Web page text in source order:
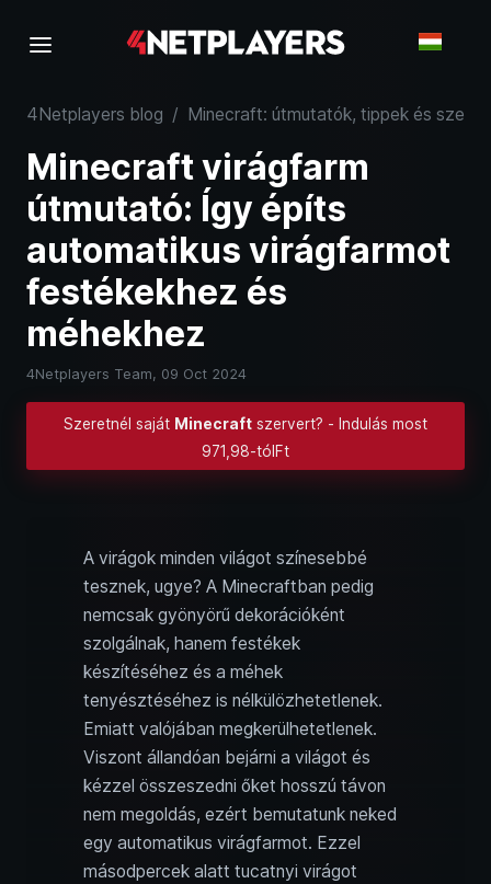
4Netplayers blog / Minecraft: útmutatók, tippek és
Minecraft virágfarm
útmutató: Így építs
automatikus virágfarmot
festékekhez és
méhekhez
4Netplayers Team, 09 Oct 2024
Szeretnél saját Minecraft szervert? - Indulás most
971,98-tólFt
A virágok minden világot színesebbé
tesznek, ugye? A Minecraftban pedig
nemcsak gyönyörű dekorációként
szolgálnak, hanem festékek
készítéséhez és a méhek
tenyésztéséhez is nélkülözhetetlenek.
Emiatt valójában megkerülhetetlenek.
Viszont állandóan bejárni a világot és
kézzel összeszedni őket hosszú távon
nem megoldás, ezért bemutatunk neked
egy automatikus virágfarmot. Ezzel
másodpercek alatt tucatnyi virágot